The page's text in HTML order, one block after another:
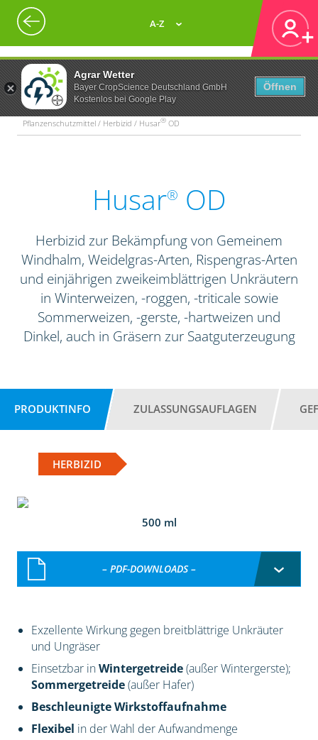
Agrar Wetter
Bayer CropScience Deutschland GmbH
Kostenlos bei Google Play
Öffnen
A-Z
Pflanzenschutzmittel / Herbizid / Husar® OD
Husar® OD
Herbizid zur Bekämpfung von Gemeinem
Windhalm, Weidelgras-Arten, Rispengras-Arten
und einjährigen zweikeimblättrigen Unkräutern
in Winterweizen, -roggen, -triticale sowie
Sommerweizen, -gerste, -hartweizen und
Dinkel, auch in Gräsern zur Saatguterzeugung
PRODUKTINFO ZULASSUNGSAUFLAGEN
HERBIZID
500 ml
– PDF-DOWNLOADS –
Exzellente Wirkung gegen breitblättrige Unkräuter
und Ungräser
Einsetzbar inWintergetreide(außer Wintergerste);
Sommergetreide(außer Hafer)
Beschleunigte Wirkstoffaufnahme
Flexibel in der Wahl der Aufwandmenge